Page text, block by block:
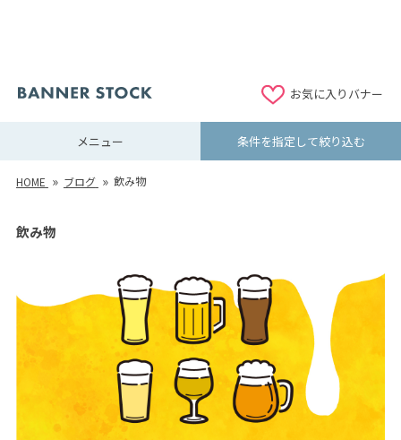
お気に入りバナー
メニュー 条件を指定して絞り込む
HOME ブログ 飲み物
飲み物